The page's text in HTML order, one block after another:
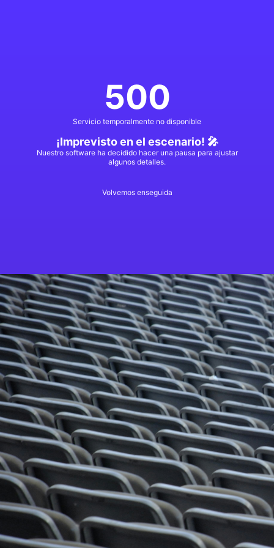
500
Servicio temporalmente no disponible
¡Imprevisto en el escenario! 🎤
Nuestro software ha decidido hacer una pausa para ajustar
algunos detalles.
Volvemos enseguida